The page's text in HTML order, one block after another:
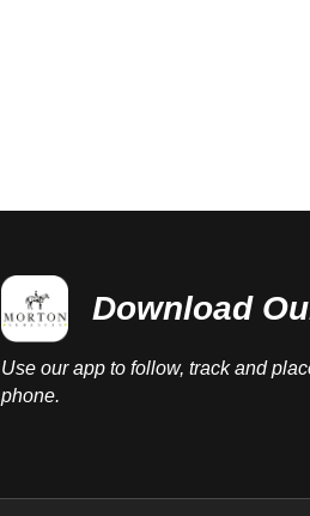
Download
Use our app to follow, track and
phone.